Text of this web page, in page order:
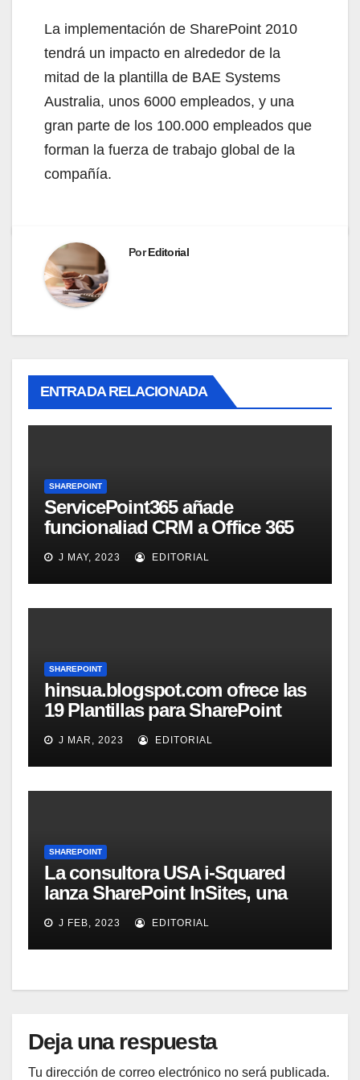
La implementación de SharePoint 2010
tendrá un impacto en alrededor de la
mitad de la plantilla de BAE Systems
Australia, unos 6000 empleados, y una
gran parte de los 100.000 empleados que
forman la fuerza de trabajo global de la
compañía.
PorEditorial
ENTRADA RELACIONADA
SHAREPOINT
ServicePoint365 añade
funcionaliad CRM a Office 365
SharePoint
J MAY, 2023 EDITORIAL
SHAREPOINT
hinsua.blogspot.com ofrece las
19 Plantillas para SharePoint
2010J MAR, 2023 EDITORIAL
SHAREPOINT
La consultora USA i-Squared
lanza SharePoint InSites, una
herramienta para que los
usuarios de una organización
aprendan a sacar el mayor
J FEB, 2023 EDITORIAL
Deja una respuesta
Tu dirección de correo electrónico no será publicada.